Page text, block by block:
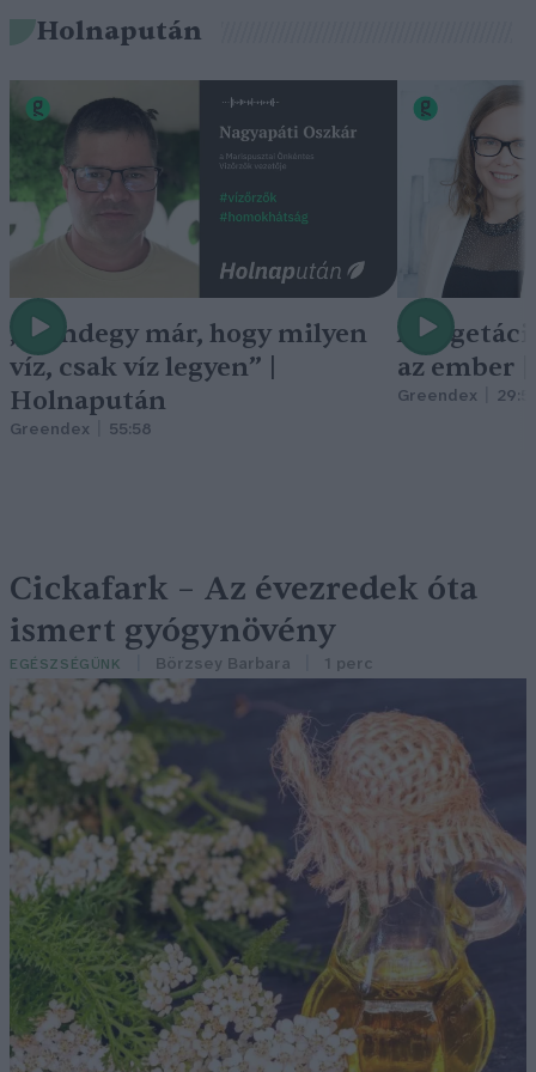
Holnapután
„Mindegy már, hogy milyen
víz, csak víz legyen” |
Holnapután
Greendex 55:58
A
az ember
Greendex
Cickafark – Az évezredek óta
ismert gyógynövény
EGÉSZSÉGÜNK Börzsey Barbara 1 perc